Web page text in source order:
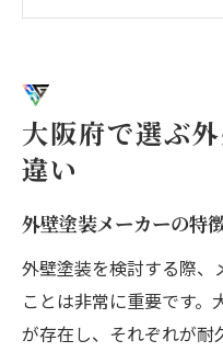
外壁塗装を成功に
外壁塗装の良
る方法
大阪でおすす
外壁塗装のト
外壁塗装の評
大阪府で選ぶ
違い
外壁塗装メーカーの特
外壁塗装を検討する際、
ことは非常に重要です
が存在し、それぞれが耐